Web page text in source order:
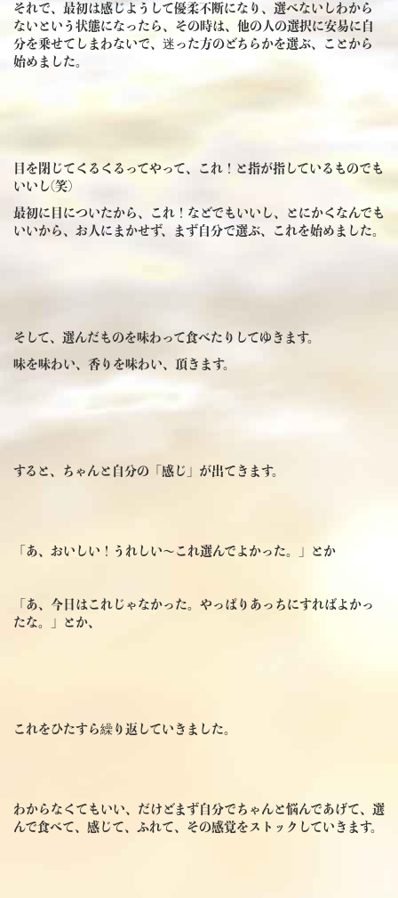
それで、最初は感じようして優柔不断になり、選べないしわから
ないという状態になったら、その時は、他の人の選択に安易に自
分を乗せてしまわないで、迷った方のどちらかを選ぶ、ことから
始めました。
目を閉じてくるくるってやって、これ！と指が指しているものでも
いいし(笑)
最初に目についたから、これ！などでもいいし、とにかくなんでも
いいから、お人にまかせず、まず自分で選ぶ、これを始めました。
そして、選んだものを味わって食べたりしてゆきます。
味を味わい、香りを味わい、頂きます。
すると、ちゃんと自分の「感じ」が出てきます。
「あ、おいしい！うれしい～これ選んでよかった。」とか
「あ、今日はこれじゃなかった。やっぱりあっちにすればよかっ
たな。」とか、
これをひたすら繰り返していきました。
わからなくてもいい、だけどまず自分でちゃんと悩んであげて、選
んで食べて、感じて、ふれて、その感覚をストックしていきます。